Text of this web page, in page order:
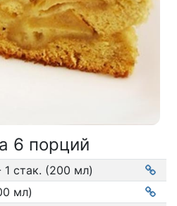
Соусы
На ужин
Мультиварка
Мясорубка
Холодильник
6 порций
1 стак. (200 мл)
мл)